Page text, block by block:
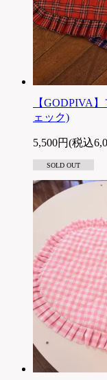
【GODPIVA
ェック)
5,500円(税込
SOLD OUT